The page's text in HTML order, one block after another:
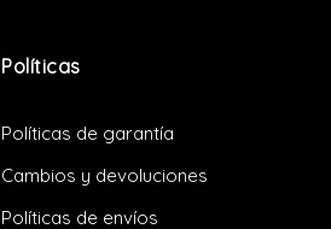
Políticas
Políticas de garantía
Cambios y devoluciones
Políticas de envíos